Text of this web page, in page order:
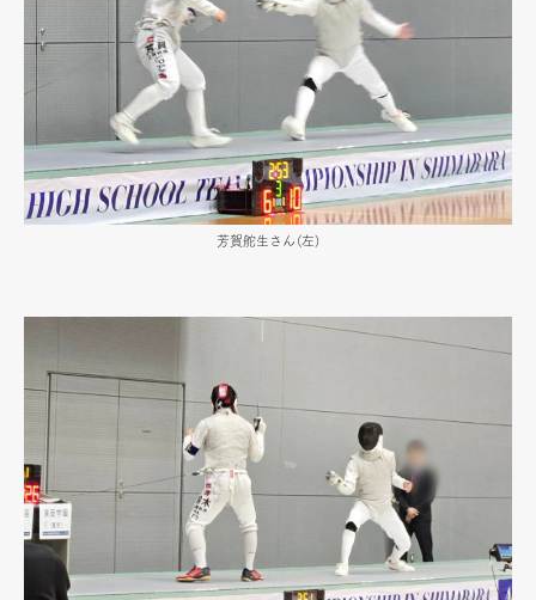
芳賀舵生さん（左）